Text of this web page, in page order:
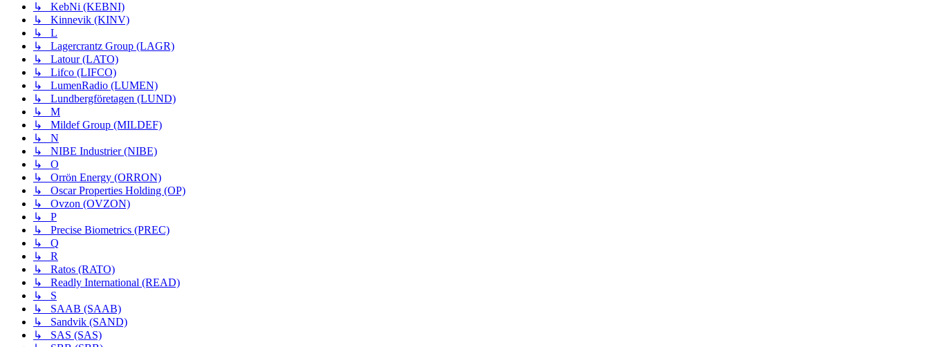
↳ KebNi (KEBNI)
↳ Kinnevik (KINV)
↳ L
↳ Lagercrantz Group (LAGR)
↳ Latour (LATO)
↳ Lifco (LIFCO)
↳ LumenRadio (LUMEN)
↳ Lundbergföretagen (LUND)
↳ M
↳ Mildef Group (MILDEF)
↳ N
↳ NIBE Industrier (NIBE)
↳ O
↳ Orrön Energy (ORRON)
↳ Oscar Properties Holding (OP)
↳ Ovzon (OVZON)
↳ P
↳ Precise Biometrics (PREC)
↳ Q
↳ R
↳ Ratos (RATO)
↳ Readly International (READ)
↳ S
↳ SAAB (SAAB)
↳ Sandvik (SAND)
↳ SAS (SAS)